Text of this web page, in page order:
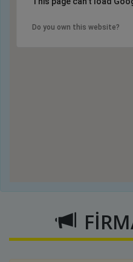
Do you own this website?